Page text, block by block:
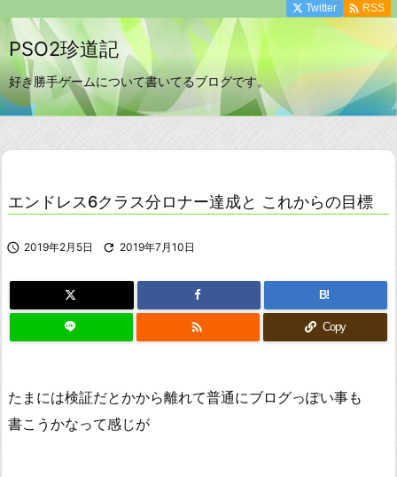
PSO2珍道記
好き勝手ゲームについて書いてるブログです。
Twitter  RSS
エンドレス6クラス分ロナー達成と これからの目標
 2019年2月5日  2019年7月10日
B!
 Copy
たまには検証だとかから離れて普通にブログっぽい事も
書こうかなって感じが